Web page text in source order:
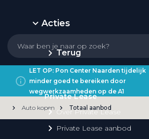
Acties
Terug
Private Lease
Over Private Lease
Private Lease aanbod
LET OP: Pon Center Naarden tijdelijk
minder goed te bereiken door
wegwerkzaamheden op de A1
Auto kopen Totaal aanbod